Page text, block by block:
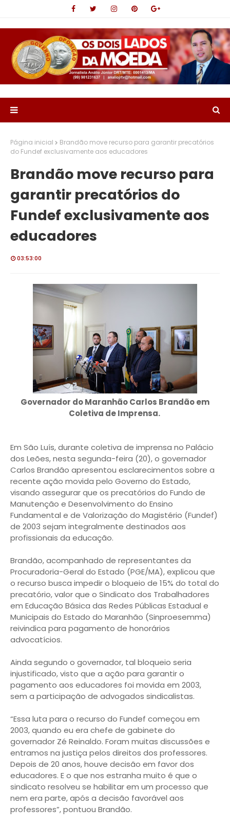
Página inicial
Brandão move recurso para garantir precatórios
do Fundef exclusivamente aos educadores
Brandão move recurso para
garantir precatórios do
Fundef exclusivamente aos
educadores
03:53:00
Governador do Maranhão Carlos Brandão em
Coletiva de Imprensa.
Em São Luís, durante coletiva de imprensa no Palácio
dos Leões, nesta segunda-feira (20), o governador
Carlos Brandão apresentou esclarecimentos sobre a
recente ação movida pelo Governo do Estado,
visando assegurar que os precatórios do Fundo de
Manutenção e Desenvolvimento do Ensino
Fundamental e de Valorização do Magistério (Fundef)
de 2003 sejam integralmente destinados aos
profissionais da educação.
Brandão, acompanhado de representantes da
Procuradoria-Geral do Estado (PGE/MA), explicou que
o recurso busca impedir o bloqueio de 15% do total do
precatório, valor que o Sindicato dos Trabalhadores
em Educação Básica das Redes Públicas Estadual e
Municipais do Estado do Maranhão (Sinproesemma)
reivindica para pagamento de honorários
advocatícios.
Ainda segundo o governador, tal bloqueio seria
injustificado, visto que a ação para garantir o
pagamento aos educadores foi movida em 2003,
sem a participação de advogados sindicalistas.
“Essa luta para o recurso do Fundef começou em
2003, quando eu era chefe de gabinete do
governador Zé Reinaldo. Foram muitas discussões e
entramos na justiça pelos direitos dos professores.
Depois de 20 anos, houve decisão em favor dos
educadores. E o que nos estranha muito é que o
sindicato resolveu se habilitar em um processo que
nem era parte, após a decisão favorável aos
professores”, pontuou Brandão.